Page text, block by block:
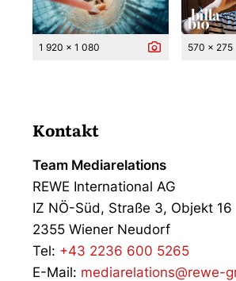
1 920 x 1 080 570 x 275
Kontakt
Team Mediarelations
REWE International AG
IZ NÖ-Süd, Straße 3, Objekt 16
2355 Wiener Neudorf
Tel: +43 2236 600 5265
E-Mail: mediarelations@rewe-